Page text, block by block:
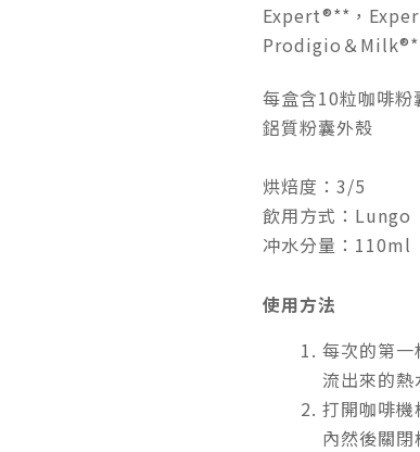
Expert®**，
Prodigio＆
每盒含10粒咖啡粉
鋁質粉囊外殼
烘焙度：3/5
飲用方式：Lungo
冲水分量：110ml
使用方法
每次的第
流出來的
打開咖啡
內然後關閉